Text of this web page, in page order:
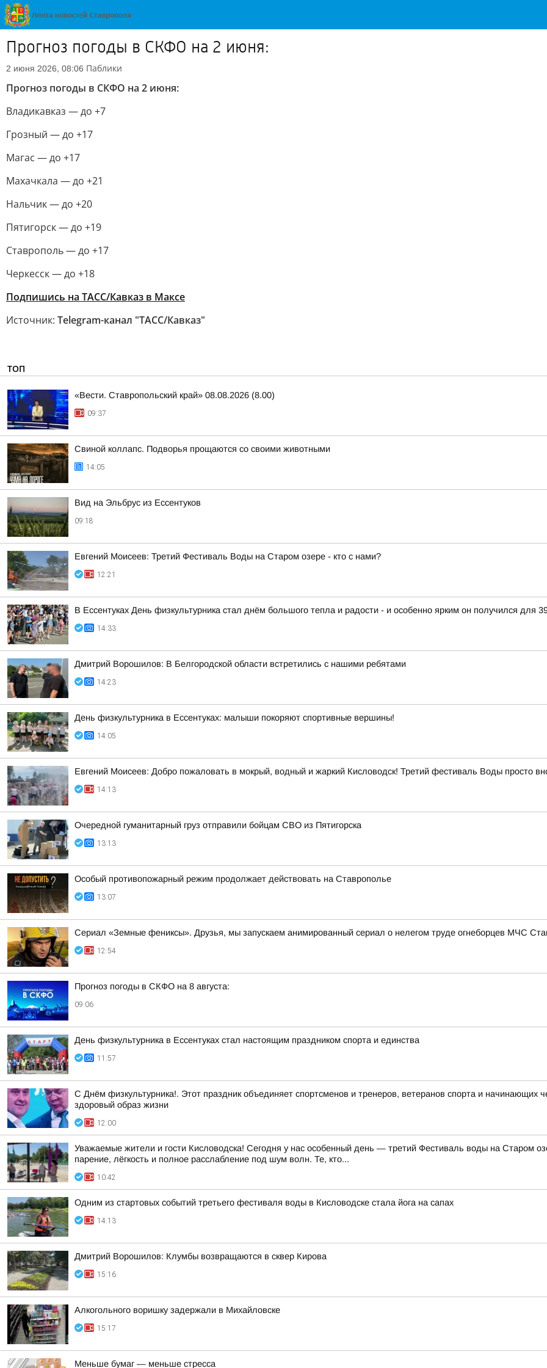
Прогноз погоды в СКФО на 2 июня:
2 июня 2026, 08:06 Паблики
Прогноз погоды в СКФО на 2 июня:
Владикавказ — до +7
Грозный — до +17
Магас — до +17
Махачкала — до +21
Нальчик — до +20
Пятигорск — до +19
Ставрополь — до +17
Черкесск — до +18
Подпишись на ТАСС/Кавказ в Максе
Источник: Telegram-канал "ТАСС/Кавказ"
ТОП
«Вести. Ставропольский край» 08.08.2026 (8.00)
09:37
Свиной коллапс. Подворья прощаются со своими животными
14:05
Вид на Эльбрус из Ессентуков
09:18
Евгений Моисеев: Третий Фестиваль Воды на Старом озере - кто с нами?
12:21
В Ессентуках День физкультурника стал днём большого тепла и радости - и особенно ярким он получился для
14:33
Дмитрий Ворошилов: В Белгородской области встретились с нашими ребятами
14:23
День физкультурника в Ессентуках: малыши покоряют спортивные вершины!
14:05
Евгений Моисеев: Добро пожаловать в мокрый, водный и жаркий Кисловодск! Третий фестиваль Воды просто
14:13
Очередной гуманитарный груз отправили бойцам СВО из Пятигорска
13:13
Особый противопожарный режим продолжает действовать на Ставрополье
13:07
Сериал «Земные фениксы». Друзья, мы запускаем анимированный сериал о нелегом труде огнеборцев МЧС
12:54
Прогноз погоды в СКФО на 8 августа:
09:06
День физкультурника в Ессентуках стал настоящим праздником спорта и единства
11:57
С Днём физкультурника!. Этот праздник объединяет спортсменов и тренеров, ветеранов спорта и начинающих
здоровый образ жизни
12:00
Уважаемые жители и гости Кисловодска! Сегодня у нас особенный день — третий Фестиваль воды на Старом
парение, лёгкость и полное расслабление под шум волн. Те, кто...
10:42
Одним из стартовых событий третьего фестиваля воды в Кисловодске стала йога на сапах
14:13
Дмитрий Ворошилов: Клумбы возвращаются в сквер Кирова
15:16
Алкогольного воришку задержали в Михайловске
15:17
Меньше бумаг — меньше стресса